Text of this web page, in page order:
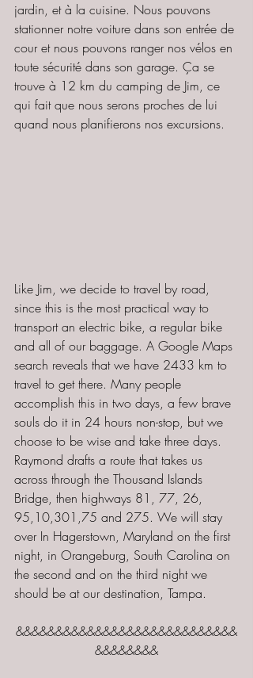
jardin, et à la cuisine. Nous pouvons
stationner notre voiture dans son entrée de
cour et nous pouvons ranger nos vélos en
toute sécurité dans son garage. Ça se
trouve à 12 km du camping de Jim, ce
qui fait que nous serons proches de lui
quand nous planifierons nos excursions.
Like Jim, we decide to travel by road,
since this is the most practical way to
transport an electric bike, a regular bike
and all of our baggage. A Google Maps
search reveals that we have 2433 km to
travel to get there. Many people
accomplish this in two days, a few brave
souls do it in 24 hours non-stop, but we
choose to be wise and take three days.
Raymond drafts a route that takes us
across through the Thousand Islands
Bridge, then highways 81, 77, 26,
95,10,301,75 and 275. We will stay
over In Hagerstown, Maryland on the first
night, in Orangeburg, South Carolina on
the second and on the third night we
should be at our destination, Tampa.
&&&&&&&&&&&&&&&&&&&&&&&&&&&&
&&&&&&&&